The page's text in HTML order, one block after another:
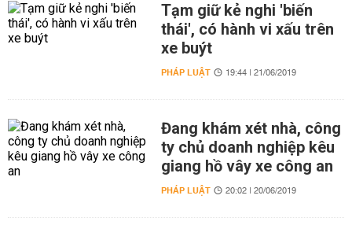
Tạm giữ kẻ nghi 'biến
thái', có hành vi xấu trên
xe buýt
PHÁP LUẬT 19:44 | 21/06/2019
Đang khám xét nhà, công
ty chủ doanh nghiệp kêu
giang hồ vây xe công an
PHÁP LUẬT 20:02 | 20/06/2019